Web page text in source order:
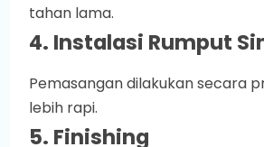
tahan lama.
4. Instalasi Rumput
Pemasangan dilakukan secara
lebih rapi.
5. Finishing